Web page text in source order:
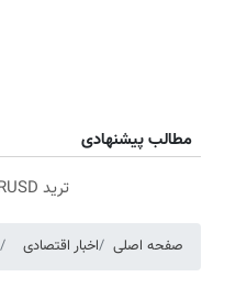
مطالب پیشنهادی
ترید EURUSD با اسپرد از صفر پیپ
صفحه اصلی اخبار اقتصادی